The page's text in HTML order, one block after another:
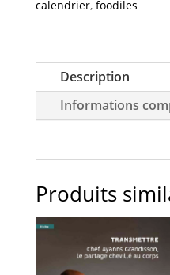
calendrier, foodiles
Description
Informations
Produits